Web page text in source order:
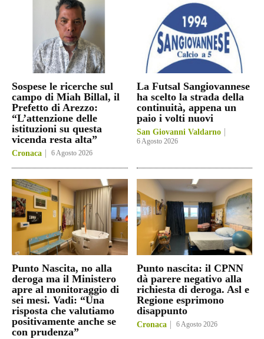
Sospese le ricerche sul
campo di Miah Billal, il
Prefetto di Arezzo:
“L’attenzione delle
istituzioni su questa
vicenda resta alta”
Cronaca 6 Agosto 2026
La Futsal Sangiovannese
ha scelto la strada della
continuità, appena un
paio i volti nuovi
San Giovanni Valdarno
6 Agosto 2026
Punto Nascita, no alla
deroga ma il Ministero
apre al monitoraggio di
sei mesi. Vadi: “Una
risposta che valutiamo
positivamente anche se
con prudenza”
Punto nascita: il CPNN
dà parere negativo alla
richiesta di deroga. Asl e
Regione esprimono
disappunto
Cronaca 6 Agosto 2026